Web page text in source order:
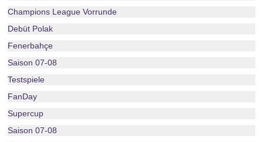
Champions League Vorrunde
Debüt Polak
Fenerbahçe
Saison 07-08
Testspiele
FanDay
Supercup
Saison 07-08